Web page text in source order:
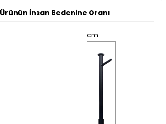
Ürünün İnsan Bedenine Oranı
cm